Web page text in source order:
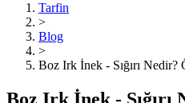
Tarfin
>
Blog
>
Boz Irk İnek - Sığırı